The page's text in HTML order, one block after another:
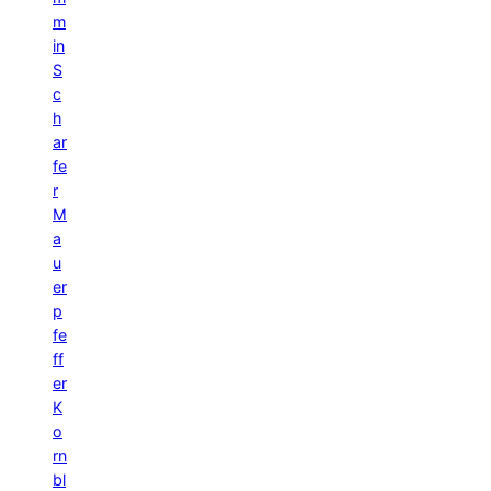
m
in
S
c
h
ar
fe
r
M
a
u
er
p
fe
ff
er
K
o
rn
bl